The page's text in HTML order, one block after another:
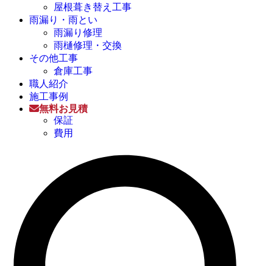
屋根葺き替え工事
雨漏り・雨とい
雨漏り修理
雨樋修理・交換
その他工事
倉庫工事
職人紹介
施工事例
無料お見積
保証
費用